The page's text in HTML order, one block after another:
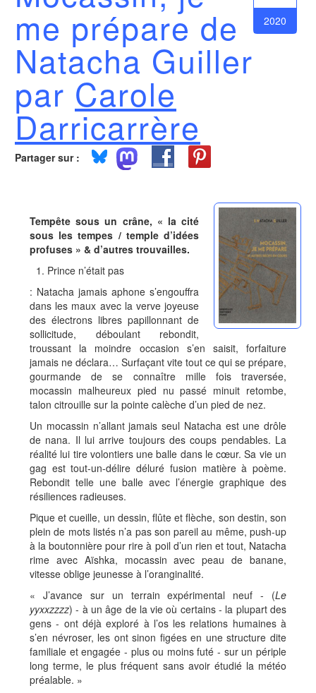
2020
me prépare de
Natacha Guiller
par Carole
Darricarrère
Partager sur :
Tempête sous un crâne, « la cité
sous les tempes / temple d’idées
profuses » & d’autres trouvailles.
Prince n’était pas
: Natacha jamais aphone s’engouffra
dans les maux avec la verve joyeuse
des électrons libres papillonnant de
sollicitude, déboulant rebondit,
troussant la moindre occasion s’en saisit, forfaiture
jamais ne déclara… Surfaçant vite tout ce qui se prépare,
gourmande de se connaître mille fois traversée,
mocassin malheureux pied nu passé minuit retombe,
talon citrouille sur la pointe calèche d’un pied de nez.
Un mocassin n’allant jamais seul Natacha est une drôle
de nana. Il lui arrive toujours des coups pendables. La
réalité lui tire volontiers une balle dans le cœur. Sa vie un
gag est tout-un-délire déluré fusion matière à poème.
Rebondit telle une balle avec l’énergie graphique des
résiliences radieuses.
Pique et cueille, un dessin, flûte et flèche, son destin, son
plein de mots listés n’a pas son pareil au même, push-up
à la boutonnière pour rire à poil d’un rien et tout, Natacha
rime avec Aïshka, mocassin avec peau de banane,
vitesse oblige jeunesse à l’oranginalité.
« J’avance sur un terrain expérimental neuf - (Le
yyxxzzzz) - à un âge de la vie où certains - la plupart des
gens - ont déjà exploré à l’os les relations humaines à
s’en névroser, les ont sinon figées en une structure dite
familiale et engagée - plus ou moins futé - sur un périple
long terme, le plus fréquent sans avoir étudié la météo
préalable. »